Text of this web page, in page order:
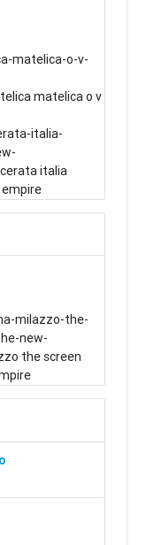
matelica-o-v-
matelica o v
italia-
italia
milazzo-the-
new-
the screen